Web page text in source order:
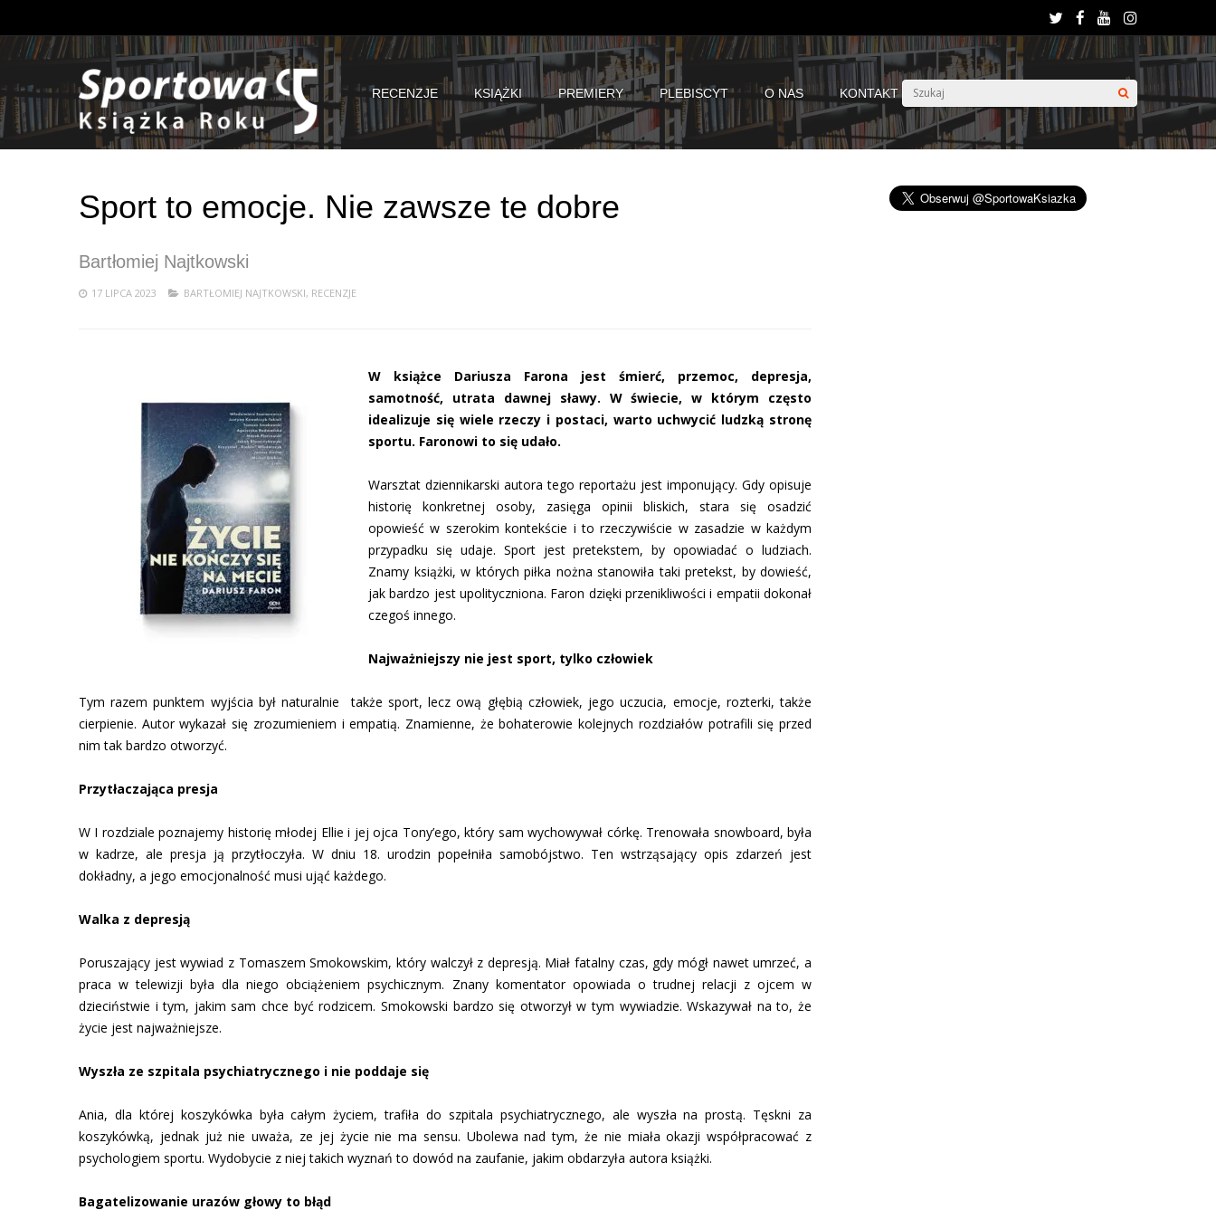
RECENZJE KSIĄŻKI PREMIERY PLEBISCYT O NAS KONTAKT
Sport to emocje. Nie zawsze te dobre
Bartłomiej Najtkowski
17 LIPCA 2023 BARTŁOMIEJ NAJTKOWSKI, RECENZJE
W książce Dariusza Farona jest śmierć, przemoc, depresja,
samotność, utrata dawnej sławy. W świecie, w którym często
idealizuje się wiele rzeczy i postaci, warto uchwycić ludzką stronę
sportu. Faronowi to się udało.
Warsztat dziennikarski autora tego reportażu jest imponujący. Gdy opisuje
historię konkretnej osoby, zasięga opinii bliskich, stara się osadzić
opowieść w szerokim kontekście i to rzeczywiście w zasadzie w każdym
przypadku się udaje. Sport jest pretekstem, by opowiadać o ludziach.
Znamy książki, w których piłka nożna stanowiła taki pretekst, by dowieść,
jak bardzo jest upolityczniona. Faron dzięki przenikliwości i empatii dokonał
czegoś innego.
Najważniejszy nie jest sport, tylko człowiek
Tym razem punktem wyjścia był naturalnie także sport, lecz ową głębią człowiek, jego uczucia, emocje, rozterki, także
cierpienie. Autor wykazał się zrozumieniem i empatią. Znamienne, że bohaterowie kolejnych rozdziałów potrafili się przed
nim tak bardzo otworzyć.
Przytłaczająca presja
W I rozdziale poznajemy historię młodej Ellie i jej ojca Tony’ego, który sam wychowywał córkę. Trenowała snowboard, była
w kadrze, ale presja ją przytłoczyła. W dniu 18. urodzin popełniła samobójstwo. Ten wstrząsający opis zdarzeń jest
dokładny, a jego emocjonalność musi ująć każdego.
Walka z depresją
Poruszający jest wywiad z Tomaszem Smokowskim, który walczył z depresją. Miał fatalny czas, gdy mógł nawet umrzeć, a
praca w telewizji była dla niego obciążeniem psychicznym. Znany komentator opowiada o trudnej relacji z ojcem w
dzieciństwie i tym, jakim sam chce być rodzicem. Smokowski bardzo się otworzył w tym wywiadzie. Wskazywał na to, że
życie jest najważniejsze.
Wyszła ze szpitala psychiatrycznego i nie poddaje się
Ania, dla której koszykówka była całym życiem, trafiła do szpitala psychiatrycznego, ale wyszła na prostą. Tęskni za
koszykówką, jednak już nie uważa, ze jej życie nie ma sensu. Ubolewa nad tym, że nie miała okazji współpracować z
psychologiem sportu. Wydobycie z niej takich wyznań to dowód na zaufanie, jakim obdarzyła autora książki.
Bagatelizowanie urazów głowy to błąd